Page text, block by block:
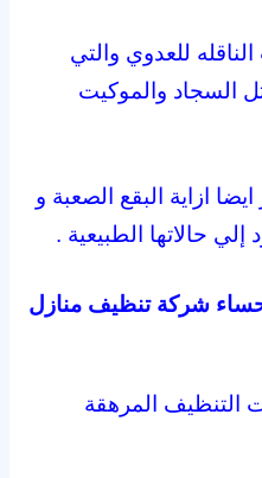
للعدوي والتي
السجاد والموكيت
ازاية البقع الصعبة و
حالاتها الطبيعية .
شركة تنظيف منازل
التنظيف المرهقة